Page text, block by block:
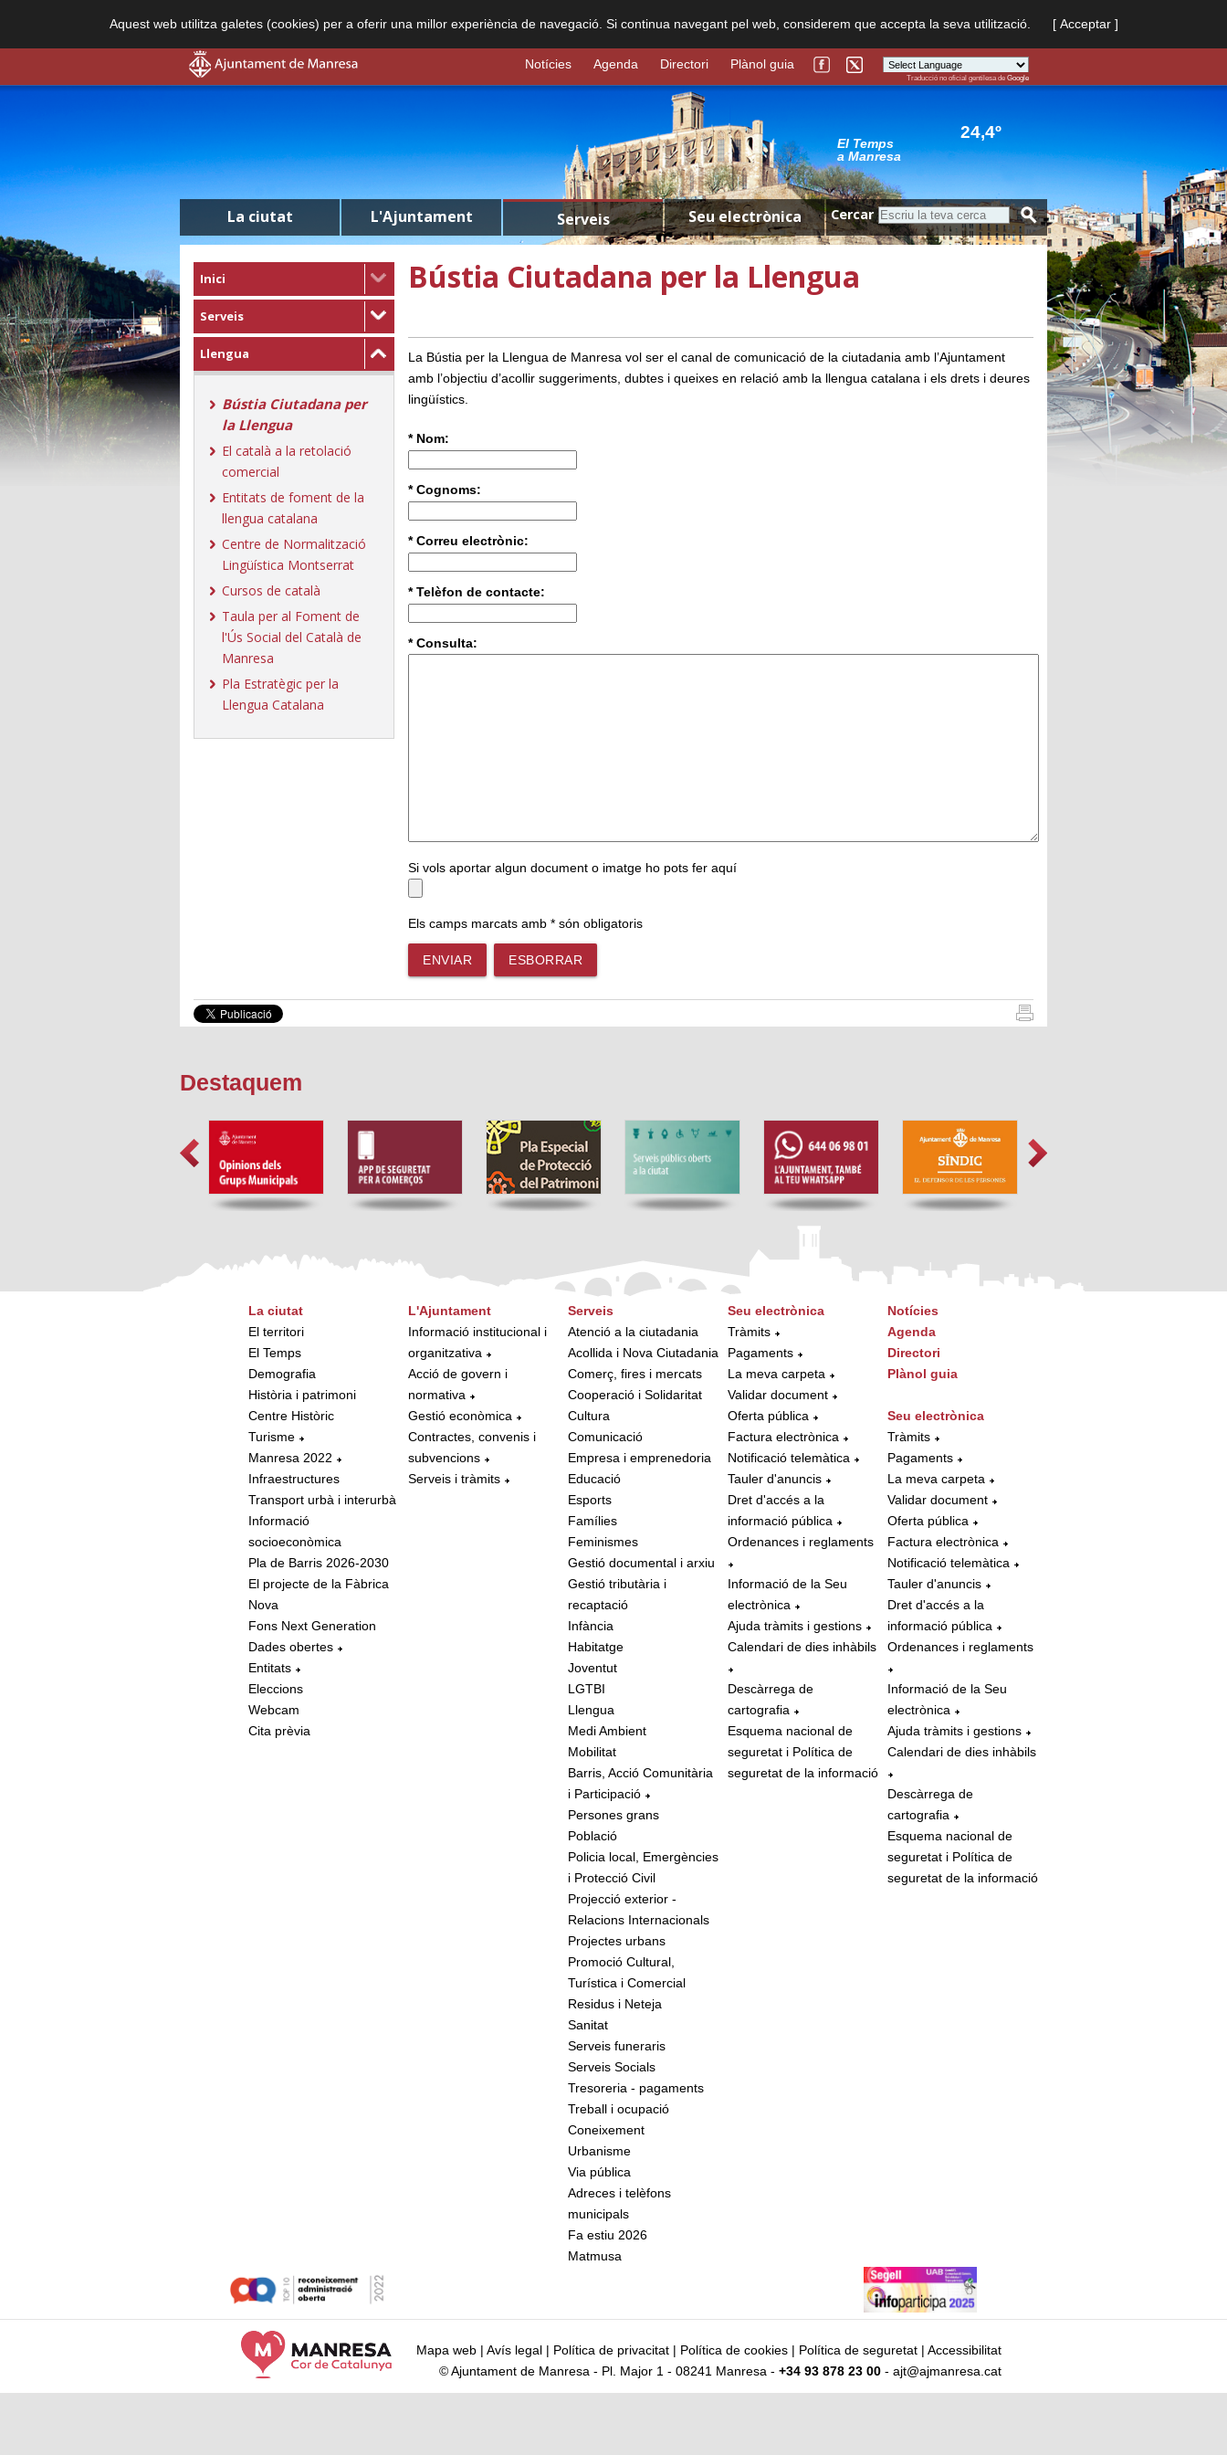
Aquest web utilitza galetes (cookies) per a oferir una millor experiència de navegació. Si continua navegant pel web, considerem que accepta la seva utilització. [ Acceptar ]
Powered by
Traducció no oficial gentilesa de Google
Notícies Agenda Directori Plànol guia
El Temps
a Manresa
24,4º
La ciutat L'Ajuntament Serveis Seu electrònica Cercar
Inici
Serveis
Llengua
Bústia Ciutadana per
la Llengua
El català a la retolació
comercial
Entitats de foment de la
llengua catalana
Centre de Normalització
Lingüística Montserrat
Cursos de català
Taula per al Foment de
l'Ús Social del Català de
Manresa
Pla Estratègic per la
Llengua Catalana
Bústia Ciutadana per la Llengua
La Bústia per la Llengua de Manresa vol ser el canal de comunicació de la ciutadania amb l’Ajuntament
amb l’objectiu d’acollir suggeriments, dubtes i queixes en relació amb la llengua catalana i els drets i deures
lingüístics.
* Nom:
* Cognoms:
* Correu electrònic:
* Telèfon de contacte:
* Consulta:
Si vols aportar algun document o imatge ho pots fer aquí
Els camps marcats amb * són obligatoris
ENVIAR ESBORRAR
Destaquem
La ciutat
El territori
El Temps
Demografia
Història i patrimoni
Centre Històric
Turisme
Manresa 2022
Infraestructures
Transport urbà i interurbà
Informació
socioeconòmica
Pla de Barris 2026-2030
El projecte de la Fàbrica
Nova
Fons Next Generation
Dades obertes
Entitats
Eleccions
Webcam
Cita prèvia
L'Ajuntament
Informació institucional i
organitzativa
Acció de govern i
normativa
Gestió econòmica
Contractes, convenis i
subvencions
Serveis i tràmits
Serveis
Atenció a la ciutadania
Acollida i Nova Ciutadania
Comerç, fires i mercats
Cooperació i Solidaritat
Cultura
Comunicació
Empresa i emprenedoria
Educació
Esports
Famílies
Feminismes
Gestió documental i arxiu
Gestió tributària i
recaptació
Infància
Habitatge
Joventut
LGTBI
Llengua
Medi Ambient
Mobilitat
Barris, Acció Comunitària
i Participació
Persones grans
Població
Policia local, Emergències
i Protecció Civil
Projecció exterior -
Relacions Internacionals
Projectes urbans
Promoció Cultural,
Turística i Comercial
Residus i Neteja
Sanitat
Serveis funeraris
Serveis Socials
Tresoreria - pagaments
Treball i ocupació
Coneixement
Urbanisme
Via pública
Adreces i telèfons
municipals
Fa estiu 2026
Matmusa
Seu electrònica
Tràmits
Pagaments
La meva carpeta
Validar document
Oferta pública
Factura electrònica
Notificació telemàtica
Tauler d'anuncis
Dret d'accés a la
informació pública
Ordenances i reglaments
Informació de la Seu
electrònica
Ajuda tràmits i gestions
Calendari de dies inhàbils
Descàrrega de
cartografia
Esquema nacional de
seguretat i Política de
seguretat de la informació
Notícies
Agenda
Directori
Plànol guia
Seu electrònica
Tràmits
Pagaments
La meva carpeta
Validar document
Oferta pública
Factura electrònica
Notificació telemàtica
Tauler d'anuncis
Dret d'accés a la
informació pública
Ordenances i reglaments
Informació de la Seu
electrònica
Ajuda tràmits i gestions
Calendari de dies inhàbils
Descàrrega de
cartografia
Esquema nacional de
seguretat i Política de
seguretat de la informació
Mapa web | Avís legal | Política de privacitat | Política de cookies | Política de seguretat | Accessibilitat
© Ajuntament de Manresa - Pl. Major 1 - 08241 Manresa - +34 93 878 23 00 - ajt@ajmanresa.cat